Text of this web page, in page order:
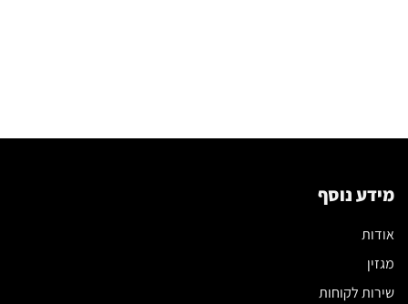
מידע נוסף
אודות
מגזין
שירות לקוחות